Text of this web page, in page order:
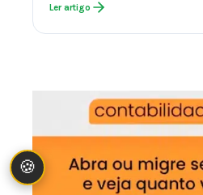
Ler artigo
🍪